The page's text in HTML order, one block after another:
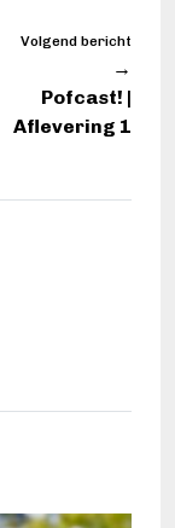
Volgend bericht
→
Pofcast! |
Aflevering 1